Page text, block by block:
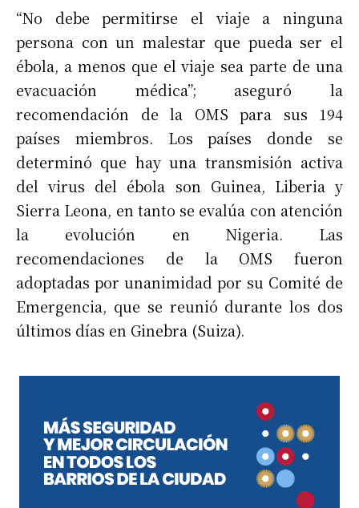
“No debe permitirse el viaje a ninguna
persona con un malestar que pueda ser el
ébola, a menos que el viaje sea parte de una
evacuación médica”; aseguró la
recomendación de la OMS para sus 194
países miembros. Los países donde se
determinó que hay una transmisión activa
del virus del ébola son Guinea, Liberia y
Sierra Leona, en tanto se evalúa con atención
la evolución en Nigeria. Las
recomendaciones de la OMS fueron
adoptadas por unanimidad por su Comité de
Emergencia, que se reunió durante los dos
últimos días en Ginebra (Suiza).